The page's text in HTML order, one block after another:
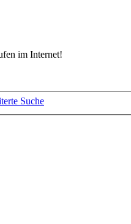
im Internet!
Suche